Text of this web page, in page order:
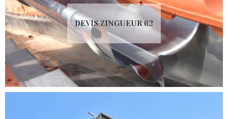
DEVIS ZINGUEUR 62